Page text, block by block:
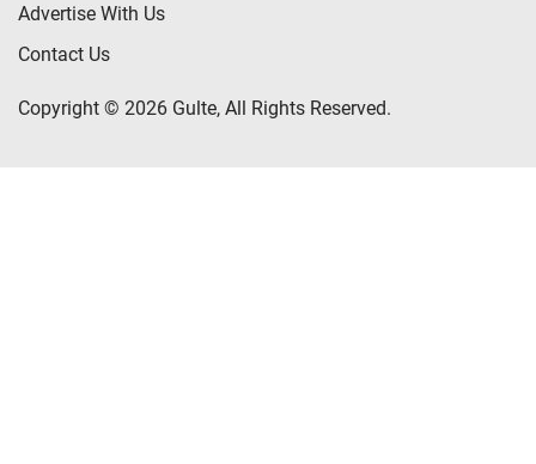
Advertise With Us
Contact Us
Copyright © 2026 Gulte, All Rights Reserved.